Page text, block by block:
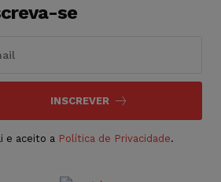
se
INSCREVER
e aceito a Política de Privacidade.